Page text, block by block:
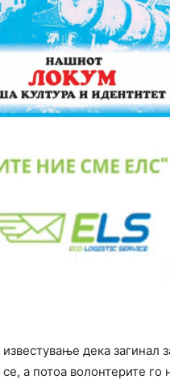
дека загинал
а потоа волонтерите го